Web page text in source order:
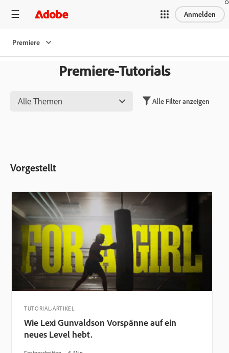
Anmelden
Premiere
Premiere-Tutorials
Alle Themen Alle Filter anzeigen
Vorgestellt
TUTORIAL-ARTIKEL
Wie Lexi Gunvaldson Vorspänne auf ein
neues Level hebt.